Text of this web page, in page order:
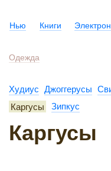
Нью Книги
Одежда
Худиус Джоггерусы
Каргусы
Зипкус
Каргусы